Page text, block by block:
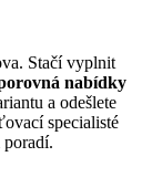
Stačí vyplnit
nabídky
a odešlete
specialisté